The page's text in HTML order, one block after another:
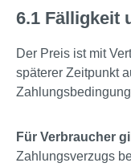
6.1 Fälligkeit
Der Preis ist mit
späterer Zeitpunkt
Für Verbraucher
Zahlungsverzugs